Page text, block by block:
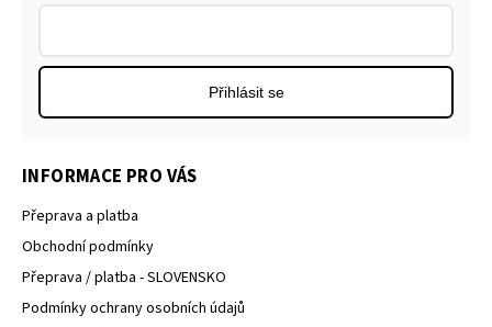
Přihlásit se
INFORMACE PRO VÁS
Přeprava a platba
Obchodní podmínky
Přeprava / platba - SLOVENSKO
Podmínky ochrany osobních údajů